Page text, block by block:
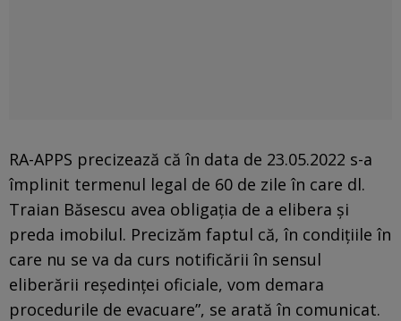
RA-APPS precizează că în data de 23.05.2022 s-a
împlinit termenul legal de 60 de zile în care dl.
Traian Băsescu avea obligaţia de a elibera şi
preda imobilul. Precizăm faptul că, în condiţiile în
care nu se va da curs notificării în sensul
eliberării reşedinţei oficiale, vom demara
procedurile de evacuare”, se arată în comunicat.